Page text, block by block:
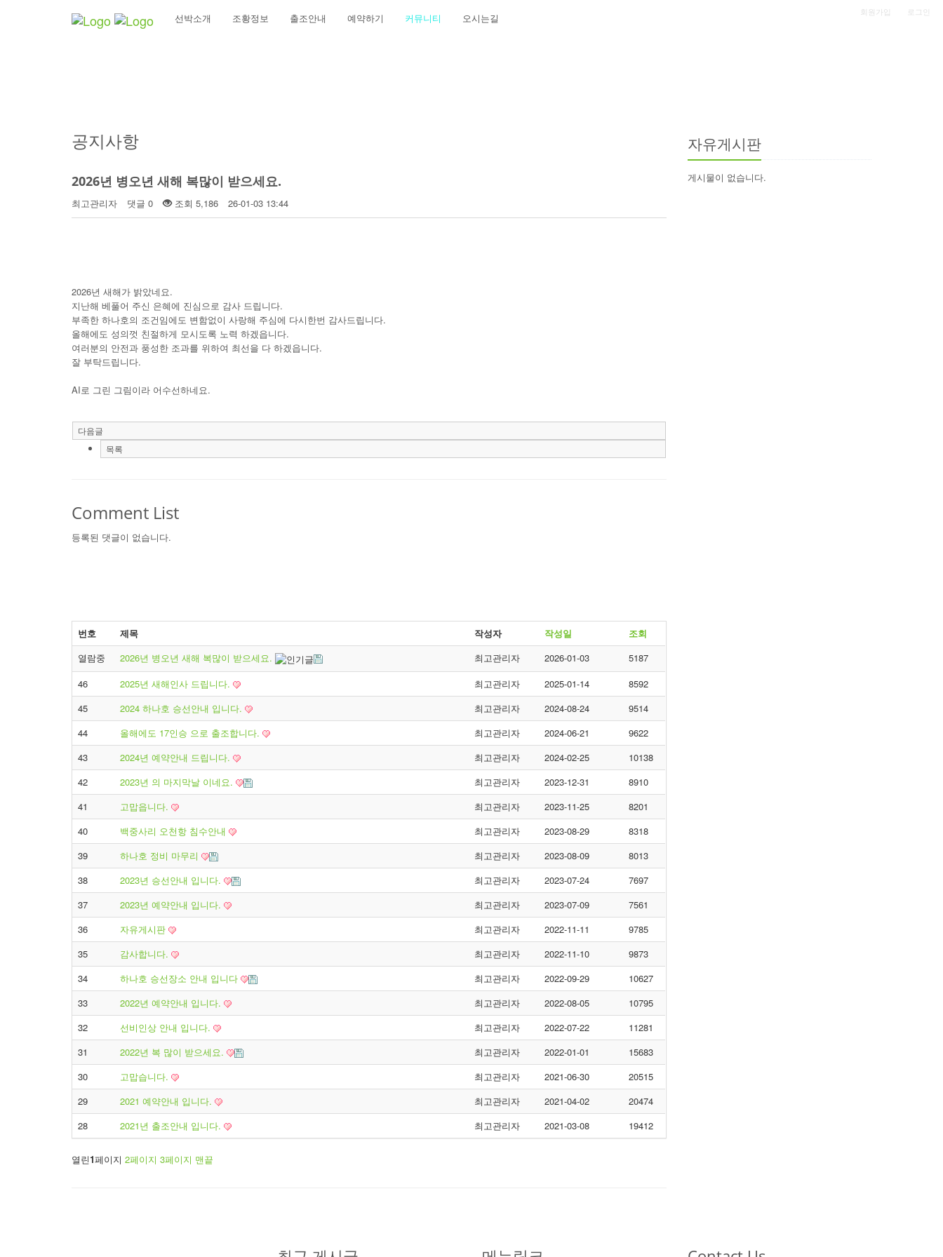
회원가입 로그인
선박소개 조황정보 출조안내 예약하기 커뮤니티 오시는길
공지사항
2026년 병오년 새해 복많이 받으세요.
최고관리자 댓글 0 조회 5,186 26-01-03 13:44
2026년 새해가 밝았네요.
지난해 베풀어 주신 은혜에 진심으로 감사 드립니다.
부족한 하나호의 조건임에도 변함없이 사랑해 주심에 다시한번 감사드립니다.
올해에도 성의껏 친절하게 모시도록 노력 하겠읍니다.
여러분의 안전과 풍성한 조과를 위하여 최선을 다 하겠읍니다.
잘 부탁드립니다.
AI로 그린 그림이라 어수선하네요.
다음글
목록
Comment List
등록된 댓글이 없습니다.
번호 제목 작성자 작성일
조회
열람중
2026년 병오년 새해 복많이 받으세요. 최고관리자 2026-01-03
5187
46
2025년 새해인사 드립니다. 최고관리자 2025-01-14
8592
45
2024 하나호 승선안내 입니다. 최고관리자 2024-08-24
9514
44
올해에도 17인승 으로 출조합니다. 최고관리자 2024-06-21
9622
43
2024년 예약안내 드립니다. 최고관리자 2024-02-25
10138
42
2023년 의 마지막날 이네요. 최고관리자 2023-12-31
8910
41
고맙읍니다. 최고관리자 2023-11-25
8201
40
백중사리 오천항 침수안내 최고관리자 2023-08-29
8318
39
하나호 정비 마무리 최고관리자 2023-08-09
8013
38
2023년 승선안내 입니다. 최고관리자 2023-07-24
7697
37
2023년 예약안내 입니다. 최고관리자 2023-07-09
7561
36
자유게시판 최고관리자 2022-11-11
9785
35
감사합니다. 최고관리자 2022-11-10
9873
34
하나호 승선장소 안내 입니다 최고관리자 2022-09-29
10627
33
2022년 예약안내 입니다. 최고관리자 2022-08-05
10795
32
선비인상 안내 입니다. 최고관리자 2022-07-22
11281
31
2022년 복 많이 받으세요. 최고관리자 2022-01-01
15683
30
고맙습니다. 최고관리자 2021-06-30
20515
29
2021 예약안내 입니다. 최고관리자 2021-04-02
20474
28
2021년 출조안내 입니다. 최고관리자 2021-03-08 19412
열린1페이지 2페이지 3페이지 맨끝
자유게시판
게시물이 없습니다.